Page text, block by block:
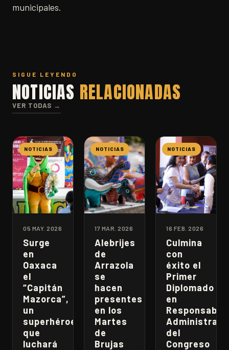
municipales.
SIGUE LEYENDO
NOTICIAS RELACIONADAS
VER TODAS →
NOTICIAS
05 MAY. 2026
Surge
en
Oaxaca
el
“Capitán
Mazorca”,
un
superhéroe
que
luchará
NOTICIAS
17 MAR. 2026
Alebrijes
de
Arrazola
se
hacen
presentes
en los
Martes
de
Brujas
NOTICIAS
16 FEB. 2026
Culmina
con
éxito el
Primer
Diplomado
en
del
Congreso